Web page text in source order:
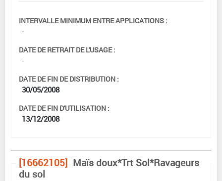
INTERVALLE MINIMUM ENTRE APPLICATIONS :
-
DATE DE RETRAIT DE L'USAGE :
-
DATE DE FIN DE DISTRIBUTION :
30/05/2008
DATE DE FIN D'UTILISATION :
13/12/2008
[16662105] Maïs doux*Trt Sol*Ravageurs
du sol